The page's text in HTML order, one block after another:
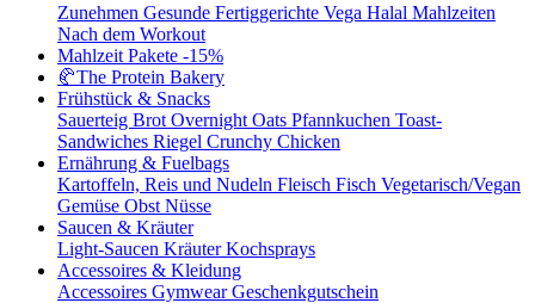
Zunehmen Gesunde Fertiggerichte Vega Halal Mahlzeiten
Nach dem Workout
Mahlzeit Pakete -15%
🥐The Protein Bakery
Frühstück & Snacks
Sauerteig Brot Overnight Oats Pfannkuchen Toast-
Sandwiches Riegel Crunchy Chicken
Ernährung & Fuelbags
Kartoffeln, Reis und Nudeln Fleisch Fisch Vegetarisch/Vegan
Gemüse Obst Nüsse
Saucen & Kräuter
Light-Saucen KräuterKochsprays
Accessoires & Kleidung
Accessoires GymwearGeschenkgutschein